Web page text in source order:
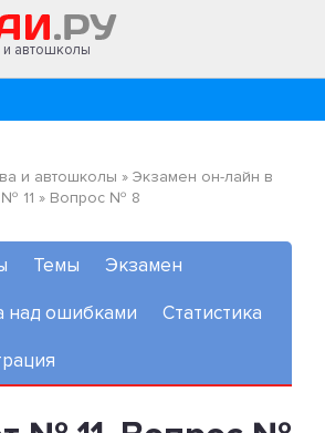
и автошколы
и автошколы » Экзамен он-лайн в
11 » Вопрос № 8
Темы Экзамен
над ошибками Статистика